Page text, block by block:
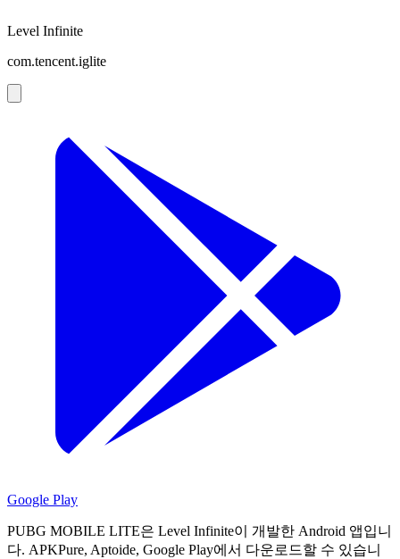
Level Infinite
com.tencent.iglite
Google Play
PUBG MOBILE LITE은 Level Infinite이 개발한 Android 앱입니
다. APKPure, Aptoide, Google Play에서 다운로드할 수 있습니